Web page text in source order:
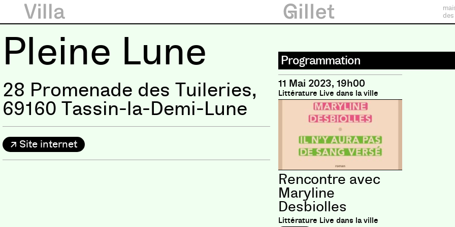
Pleine Lune
28 Promenade des Tuileries,
69160 Tassin-la-Demi-Lune
Site internet
Programmation
11 Mai 2023, 19h00
Littérature Live dans la ville
Rencontre avec
Maryline
Desbiolles
Littérature Live dans la ville